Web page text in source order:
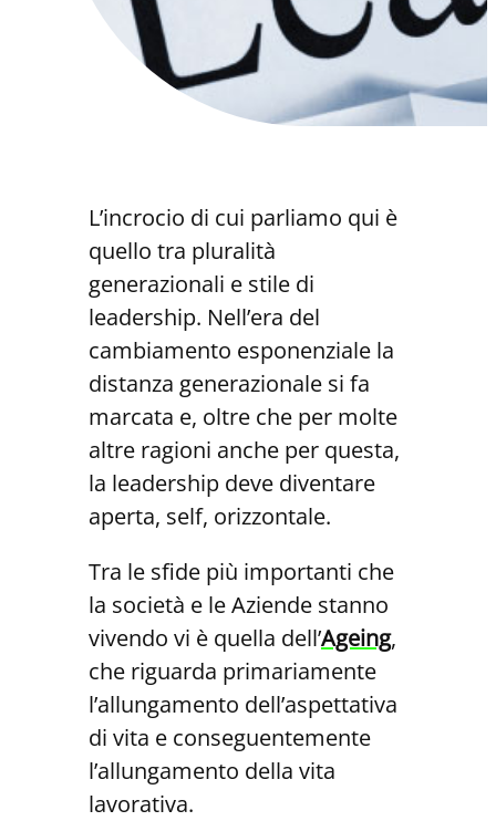
L’incrocio di cui parliamo qui è
quello tra pluralità
generazionali e stile di
leadership. Nell’era del
cambiamento esponenziale la
distanza generazionale si fa
marcata e, oltre che per molte
altre ragioni anche per questa,
la leadership deve diventare
aperta, self, orizzontale.
Tra le sfide più importanti che
la società e le Aziende stanno
vivendo vi è quella dell’Ageing,
che riguarda primariamente
l’allungamento dell’aspettativa
di vita e conseguentemente
l’allungamento della vita
lavorativa.